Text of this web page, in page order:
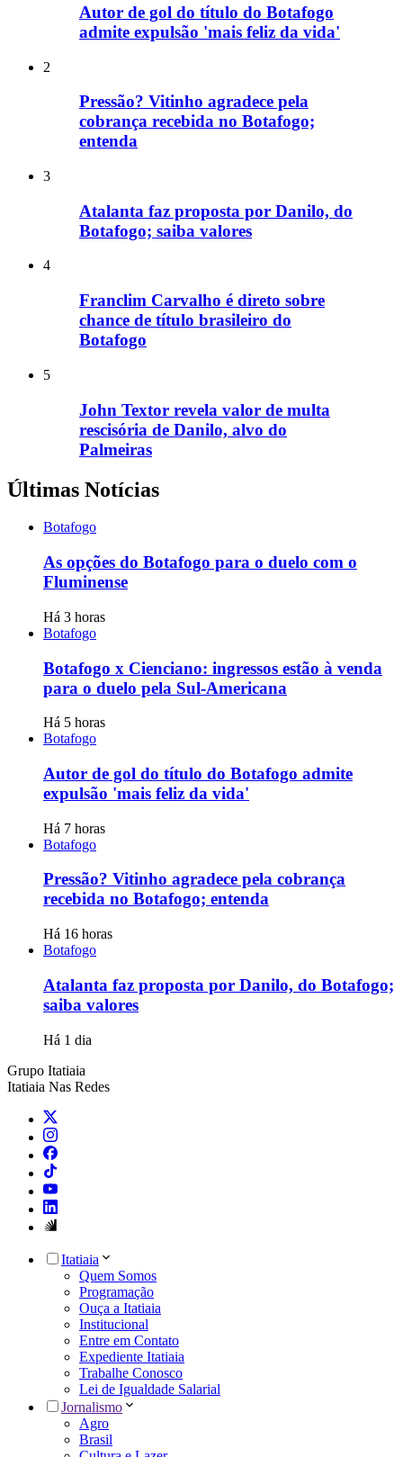
Autor de gol do título do Botafogo
admite expulsão 'mais feliz da vida'
2
Pressão? Vitinho agradece pela
cobrança recebida no Botafogo;
entenda
3
Atalanta faz proposta por Danilo, do
Botafogo; saiba valores
4
Franclim Carvalho é direto sobre
chance de título brasileiro do
Botafogo
5
John Textor revela valor de multa
rescisória de Danilo, alvo do
Palmeiras
Últimas Notícias
Botafogo
As opções do Botafogo para o duelo com o
Fluminense
Há 3 horas
Botafogo
Botafogo x Cienciano: ingressos estão à venda
para o duelo pela Sul-Americana
Há 5 horas
Botafogo
Autor de gol do título do Botafogo admite
expulsão 'mais feliz da vida'
Há 7 horas
Botafogo
Pressão? Vitinho agradece pela cobrança
recebida no Botafogo; entenda
Há 16 horas
Botafogo
Atalanta faz proposta por Danilo, do Botafogo;
saiba valores
Há 1 dia
Grupo Itatiaia
Itatiaia Nas Redes
Itatiaia
Quem Somos
Programação
Ouça a Itatiaia
Institucional
Entre em Contato
Expediente Itatiaia
Trabalhe Conosco
Lei de Igualdade Salarial
Jornalismo
Agro
Brasil